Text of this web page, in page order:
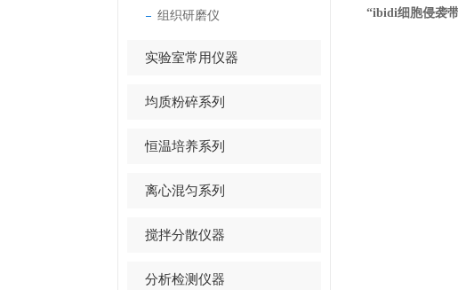
组织研磨仪
实验室常用仪器
均质粉碎系列
恒温培养系列
离心混匀系列
搅拌分散仪器
分析检测仪器
“ibidi细胞侵袭